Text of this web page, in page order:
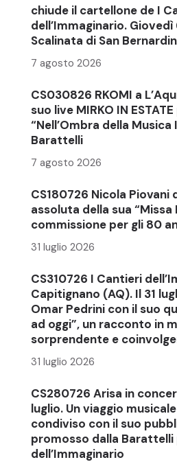
chiude il cartellone de I
dell’Immaginario.
Scalinata di San
7 agosto 2026
CS030826 RKOMI a
suo live MIRKO IN
“Nell’Ombra della Musica
Barattelli
7 agosto 2026
CS180726 Nicola Piovani
assoluta della sua “Missa
commissione per gli 80
31 luglio 2026
CS310726 I Cantieri
Capitignano (AQ). Il 31
Omar Pedrini con il suo
ad oggi”, un racconto in
sorprendente e
31 luglio 2026
CS280726 Arisa in
luglio. Un viaggio
condiviso con il suo
promosso dalla Barattelli
dell’Immaginario